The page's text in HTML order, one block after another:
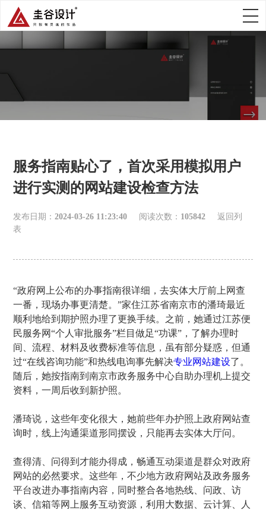
服务指南贴心了，首次采用模拟用户
进行实测的网站建设检查方法
发布日期：2024-03-26 11:23:40 阅读次数： 105842
返回列
表
“政府网上公布的办事指南很详细，去实体大厅前上网查
一番，现场办事更清楚。”家住江苏省南京市的潘琦最近
顺利地给到期护照办理了更换手续。之前，她通过江苏便
民服务网“个人审批服务”栏目做足“功课”，了解办理时
间、流程、材料及收费标准等信息，虽有部分疑惑，但通
过“在线咨询功能”和热线电询事先解决专业网站建设了。
随后，她按指南到南京市政务服务中心自助办理机上提交
资料，一周后收到新护照。
潘琦说，这些年变化很大，她前些年办护照上政府网站查
询时，线上沟通渠道形同摆设，只能再去实体大厅问。
查得清、问得到才能办得成，畅通互动渠道是群众对政府
网站的必然要求。这些年，不少地方政府网站及政务服务
平台改进办事指南内容，同时整合各地热线、问政、访
谈、信箱等网上服务互动资源，利用大数据、云计算、人